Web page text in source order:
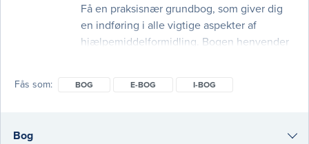
Få en praksisnær grundbog, som giver dig
en indføring i alle vigtige aspekter af
hjælpemiddelformidling. Bogen henvender
hjælpemiddelformidlere og andre
Fås som BOG E-BOG I-BOG
Bog